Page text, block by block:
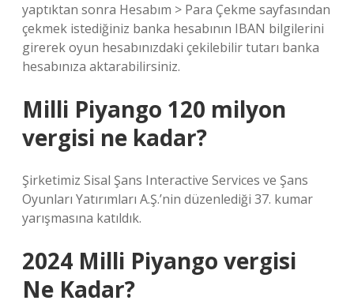
yaptıktan sonra Hesabım > Para Çekme sayfasından
çekmek istediğiniz banka hesabının IBAN bilgilerini
girerek oyun hesabınızdaki çekilebilir tutarı banka
hesabınıza aktarabilirsiniz.
Milli Piyango 120 milyon
vergisi ne kadar?
Şirketimiz Sisal Şans Interactive Services ve Şans
Oyunları Yatırımları A.Ş.’nin düzenlediği 37. kumar
yarışmasına katıldık.
2024 Milli Piyango vergisi
Ne Kadar?